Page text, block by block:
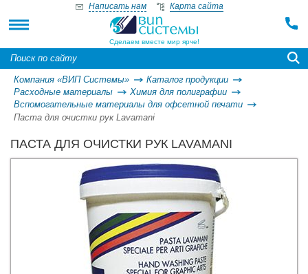
Сделаем вместе мир ярче!
Написать нам Карта сайта
Компания «ВИП Системы»
Каталог продукции
Расходные материалы
Химия для полиграфии
Вспомогательные материалы для офсетной печати
Паста для очистки рук Lavamani
ПАСТА ДЛЯ ОЧИСТКИ РУК LAVAMANI